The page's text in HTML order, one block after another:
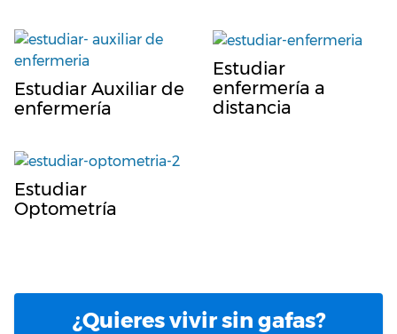
Estudiar Auxiliar de
enfermería
Estudiar
enfermería a
distancia
Estudiar
Optometría
¿Quieres vivir sin gafas?